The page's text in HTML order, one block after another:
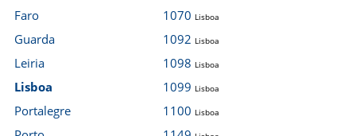
Faro
Guarda
Leiria
Lisboa
Portalegre
1070 Lisboa
1092 Lisboa
1098 Lisboa
1099 Lisboa
1100 Lisboa